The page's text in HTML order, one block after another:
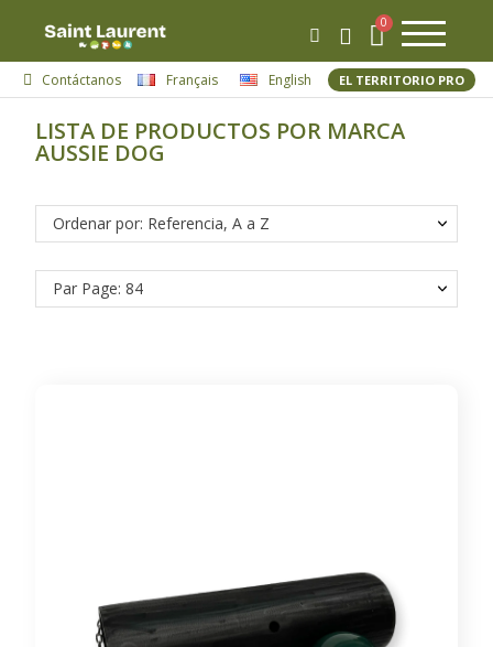
Contáctanos Français English EL TERRITORIO PRO
LISTA DE PRODUCTOS POR MARCA
AUSSIE DOG
Ordenar por: Referencia, A a Z
Par Page: 84